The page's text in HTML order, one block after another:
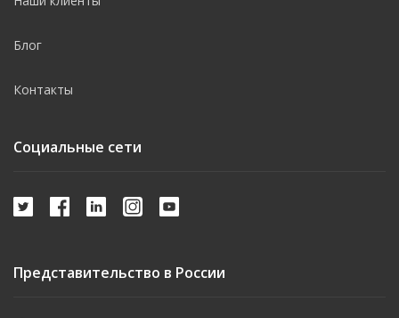
Блог
Контакты
Социальные сети
Представительство в России